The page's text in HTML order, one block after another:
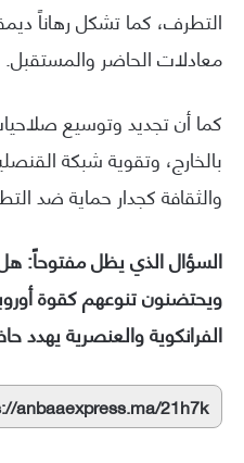
التطرف، كما تشكل رهاناً
معادلات الحاضر والمستقبل.
كما أن تجديد وتوسيع
بالخارج، وتقوية شبكة
والثقافة كجدار حماية ضد
السؤال الذي يظل مفتوحاً:
ويحتضنون تنوعهم كقوة
الفرانكوية والعنصرية
anbaaexpress.ma/21h7k